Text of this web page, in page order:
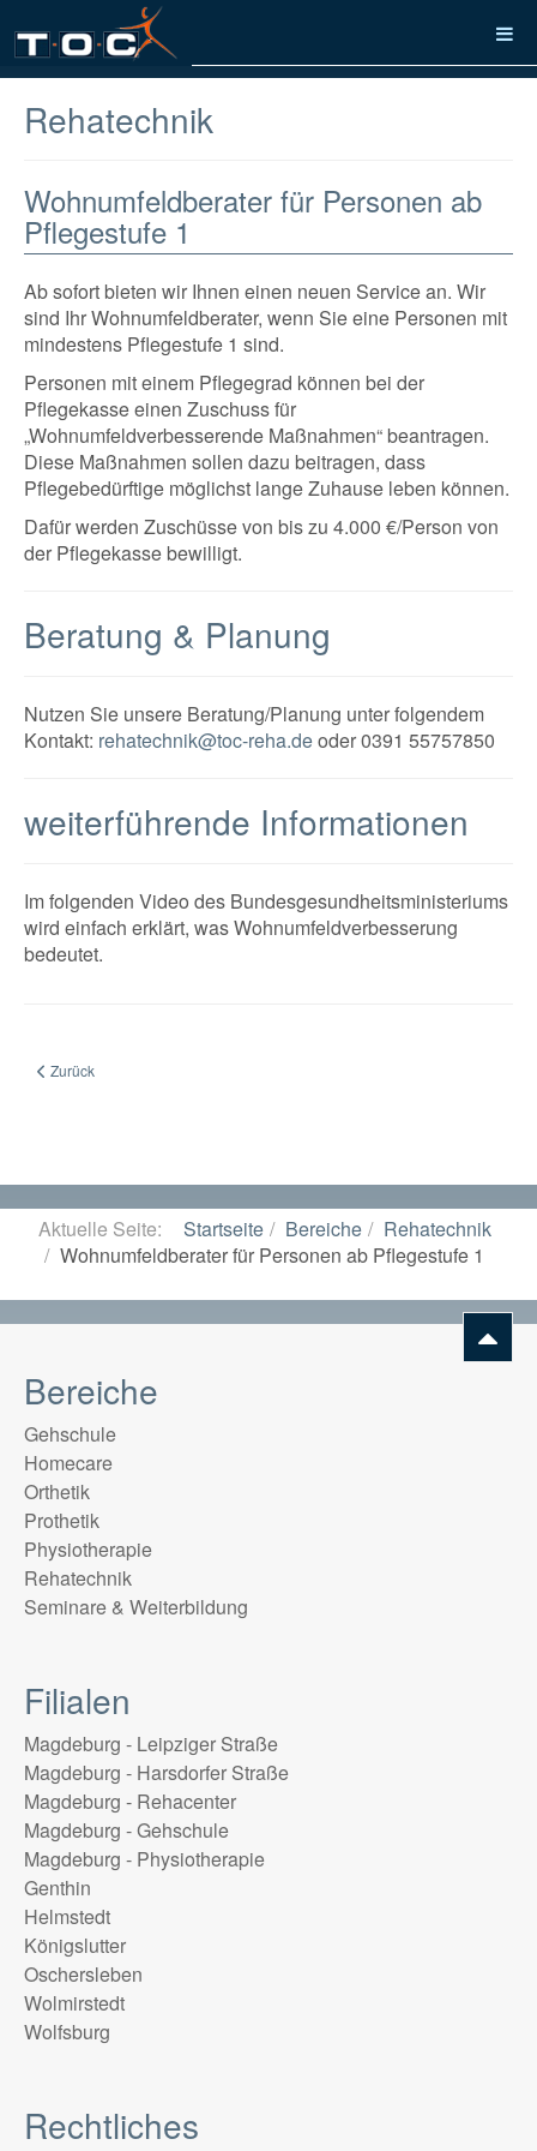
Rehatechnik
Wohnumfeldberater für Personen ab
Pflegestufe 1
Ab sofort bieten wir Ihnen einen neuen Service an. Wir
sind Ihr Wohnumfeldberater, wenn Sie eine Personen mit
mindestens Pflegestufe 1 sind.
Personen mit einem Pflegegrad können bei der
Pflegekasse einen Zuschuss für
„Wohnumfeldverbesserende Maßnahmen“ beantragen.
Diese Maßnahmen sollen dazu beitragen, dass
Pflegebedürftige möglichst lange Zuhause leben können.
Dafür werden Zuschüsse von bis zu 4.000 €/Person von
der Pflegekasse bewilligt.
Beratung & Planung
Nutzen Sie unsere Beratung/Planung unter folgendem
Kontakt: rehatechnik@toc-reha.deoder 0391 55757850
weiterführende Informationen
Im folgenden Video des Bundesgesundheitsministeriums
wird einfach erklärt, was Wohnumfeldverbesserung
bedeutet.
Vorheriger Beitrag: Wohnumfeldberatung
Zurück
Aktuelle Seite: Startseite Bereiche
Rehatechnik
Wohnumfeldberater für Personen ab Pflegestufe 1
Bereiche
Gehschule
Homecare
Orthetik
Prothetik
Physiotherapie
Rehatechnik
Seminare & Weiterbildung
Filialen
Magdeburg - Leipziger Straße
Magdeburg - Harsdorfer Straße
Magdeburg - Rehacenter
Magdeburg - Gehschule
Magdeburg - Physiotherapie
Genthin
Helmstedt
Königslutter
Oschersleben
Wolmirstedt
Wolfsburg
Rechtliches